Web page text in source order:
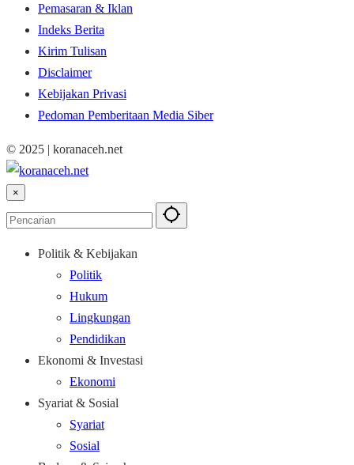
Pemasaran & Iklan
Indeks Berita
Kirim Tulisan
Disclaimer
Kebijakan Privasi
Pedoman Pemberitaan Media Siber
© 2025 | koranaceh.net
×
Politik & Kebijakan
Politik
Hukum
Lingkungan
Pendidikan
Ekonomi & Investasi
Ekonomi
Syariat & Sosial
Syariat
Sosial